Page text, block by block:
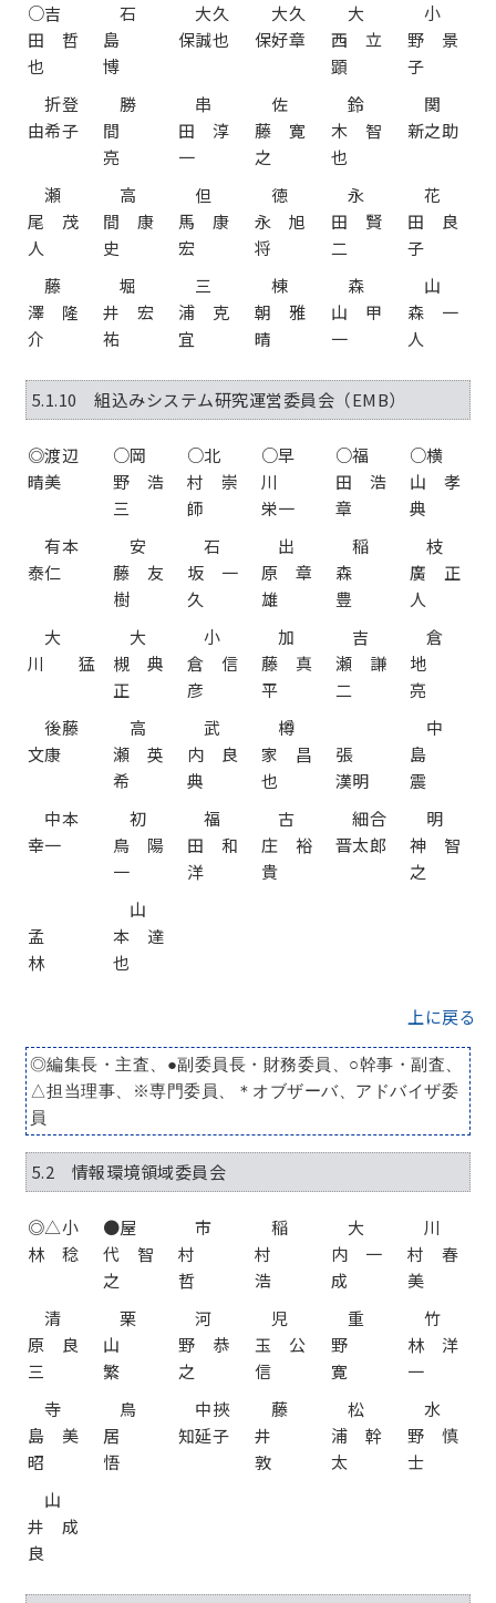
○吉
田 哲
也
石
島
博
大久
保誠也
大久
保好章
大
西 立
顕
小
野 景
子
折登
由希子
勝
間
亮
串
田 淳
一
佐
藤 寛
之
鈴
木 智
也
関
新之助
瀬
尾 茂
人
高
間 康
史
但
馬 康
宏
徳
永 旭
将
永
田 賢
二
花
田 良
子
藤
澤 隆
介
堀
井 宏
祐
三
浦 克
宜
棟
朝 雅
晴
森
山 甲
一
山
森 一
人
5.1.10 組込みシステム研究運営委員会（EMB）
◎渡辺
晴美
○岡
野 浩
三
○北
村 崇
師
○早
川
栄一
○福
田 浩
章
○横
山 孝
典
有本
泰仁
安
藤 友
樹
石
坂 一
久
出
原 章
雄
稲
森
豊
枝
廣 正
人
大
川 猛
大
槻 典
正
小
倉 信
彦
加
藤 真
平
吉
瀬 謙
二
倉
地
亮
後藤
文康
高
瀬 英
希
武
内 良
典
樽
家 昌
也
張
漢明
中
島
震
中本
幸一
初
鳥 陽
一
福
田 和
洋
古
庄 裕
貴
細合
晋太郎
明
神 智
之
孟
林
山
本 達
也
上に戻る
◎編集長・主査、●副委員長・財務委員、○幹事・副査、
△担当理事、※専門委員、＊オブザーバ、アドバイザ委
員
5.2 情報環境領域委員会
◎△小
林 稔
●屋
代 智
之
市
村
哲
稲
村
浩
大
内 一
成
川
村 春
美
清
原 良
三
栗
山
繁
河
野 恭
之
児
玉 公
信
重
野
寛
竹
林 洋
一
寺
島 美
昭
鳥
居
悟
中挾
知延子
藤
井
敦
松
浦 幹
太
水
野 慎
士
山
井 成
良